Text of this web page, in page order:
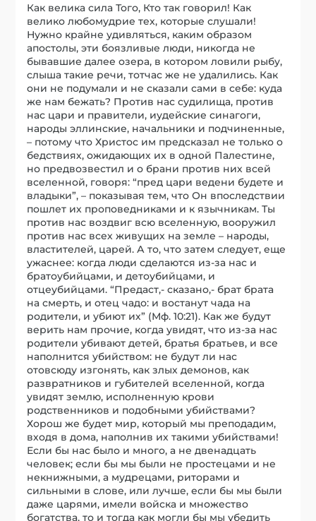
Как велика сила Того, Кто так говорил! Как
велико любомудрие тех, которые слушали!
Нужно крайне удивляться, каким образом
апостолы, эти боязливые люди, никогда не
бывавшие далее озера, в котором ловили рыбу,
слыша такие речи, тотчас же не удалились. Как
они не подумали и не сказали сами в себе: куда
же нам бежать? Против нас судилища, против
нас цари и правители, иудейские синагоги,
народы эллинские, начальники и подчиненные,
– потому что Христос им предсказал не только о
бедствиях, ожидающих их в одной Палестине,
но предвозвестил и о брани против них всей
вселенной, говоря: “пред цари ведени будете и
владыки”, – показывая тем, что Он впоследствии
пошлет их проповедниками и к язычникам. Ты
против нас воздвиг всю вселенную, вооружил
против нас всех живущих на земле – народы,
властителей, царей. А то, что затем следует, еще
ужаснее: когда люди сделаются из-за нас и
братоубийцами, и детоубийцами, и
отцеубийцами. “Предаст,- сказано,- брат брата
на смерть, и отец чадо: и востанут чада на
родители, и убиют их” (Мф. 10:21). Как же будут
верить нам прочие, когда увидят, что из-за нас
родители убивают детей, братья братьев, и все
наполнится убийством: не будут ли нас
отовсюду изгонять, как злых демонов, как
развратников и губителей вселенной, когда
увидят землю, исполненную крови
родственников и подобными убийствами?
Хорош же будет мир, который мы преподадим,
входя в дома, наполнив их такими убийствами!
Если бы нас было и много, а не двенадцать
человек; если бы мы были не простецами и не
некнижными, а мудрецами, риторами и
сильными в слове, или лучше, если бы мы были
даже царями, имели войска и множество
богатства, то и тогда как могли бы мы убедить